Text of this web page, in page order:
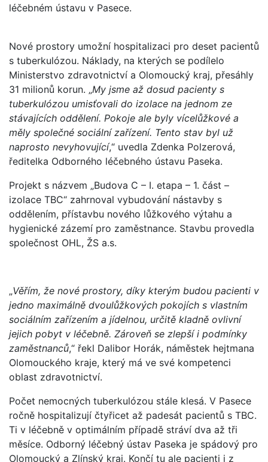
léčebném ústavu v Pasece.
Nové prostory umožní hospitalizaci pro deset pacientů
s tuberkulózou. Náklady, na kterých se podílelo
Ministerstvo zdravotnictví a Olomoucký kraj, přesáhly
31 milionů korun. „My jsme až dosud pacienty s
tuberkulózou umisťovali do izolace na jednom ze
stávajících oddělení. Pokoje ale byly vícelůžkové a
měly společné sociální zařízení. Tento stav byl už
naprosto nevyhovující,“ uvedla Zdenka Polzerová,
ředitelka Odborného léčebného ústavu Paseka.
Projekt s názvem „Budova C – I. etapa – 1. část –
izolace TBC“ zahrnoval vybudování nástavby s
oddělením, přístavbu nového lůžkového výtahu a
hygienické zázemí pro zaměstnance. Stavbu provedla
společnost OHL, ŽS a.s.
„Věřím, že nové prostory, díky kterým budou pacienti v
jedno maximálně dvoulůžkových pokojích s vlastním
sociálním zařízením a jídelnou, určitě kladně ovlivní
jejich pobyt v léčebně. Zároveň se zlepší i podmínky
zaměstnanců,“ řekl Dalibor Horák, náměstek hejtmana
Olomouckého kraje, který má ve své kompetenci
oblast zdravotnictví.
Počet nemocných tuberkulózou stále klesá. V Pasece
ročně hospitalizují čtyřicet až padesát pacientů s TBC.
Ti v léčebně v optimálním případě stráví dva až tři
měsíce. Odborný léčebný ústav Paseka je spádový pro
Olomoucký a Zlínský kraj. Končí tu ale pacienti i z